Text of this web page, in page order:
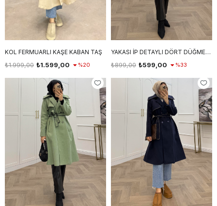
KOL FERMUARLI KAŞE KABAN TAŞ
₺1.599,00
₺1.999,00 %20
YAKASI İP DETAYLI DÖRT DÜĞMELİ KABAN BEJ
₺599,00
₺899,00 %33